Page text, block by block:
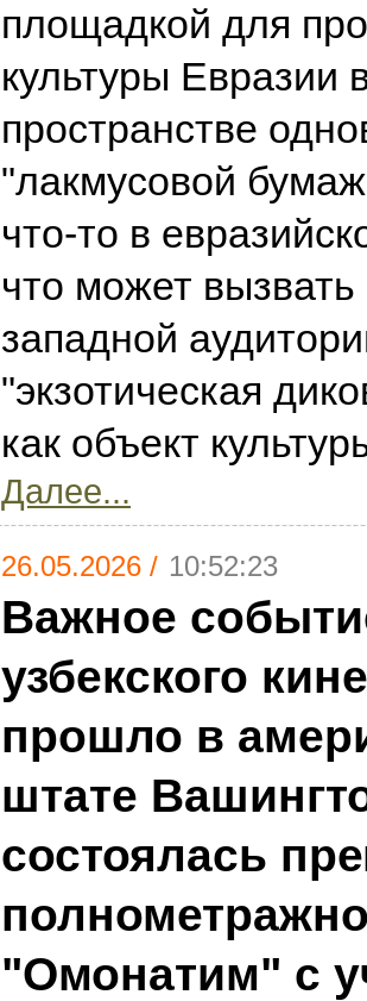
площадкой для
культуры Евразии
пространстве
"лакмусовой
что-то в
что может вызвать
западной
"экзотическая
как объект
Далее...
26.05.2026 / 10:52:23
Важное
узбекского
прошло в
штате
состоялась
"Омонатим" с